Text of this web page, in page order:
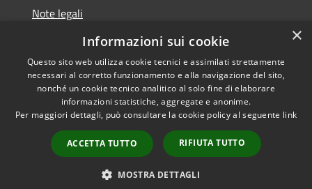
Note legali
Dichiarazione di accessibilità
Accessibilità
Copyright © 2026 • Comune di
San Vero Milis • Powered by
Municipium•
Accesso
redazione
×
Informazioni sui cookie
Questo sito web utilizza cookie tecnici e assimilati strettamente
necessari al corretto funzionamento e alla navigazione del sito,
nonché un cookie tecnico analitico al solo fine di elaborare
informazioni statistiche, aggregate e anonime.
Per maggiori dettagli, può consultare la cookie policy al seguente link
ACCETTA TUTTO RIFIUTA TUTTO
MOSTRA DETTAGLI